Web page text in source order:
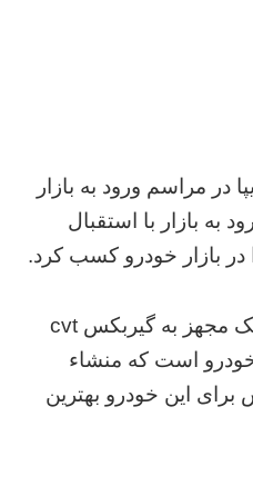
در مراسم ورود به بازار
به بازار با استقبال
بازار خودرو کسب کرد.
وی گفت: ساینا اتوماتیک به عنوان اولین خودروی اتوماتیک مجهز به گیربکس cvt
است که منشاء
برای این خودرو بهترین